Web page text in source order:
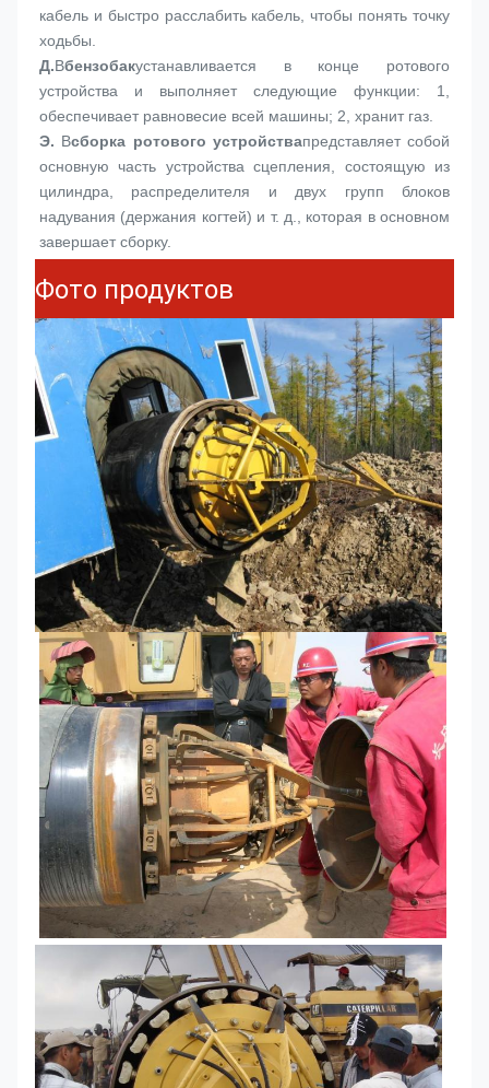
кабель и быстро расслабить кабель, чтобы понять точку
ходьбы.
Д.Вбензобакустанавливается в конце ротового
устройства и выполняет следующие функции: 1,
обеспечивает равновесие всей машины; 2, хранит газ.
Э. Всборка ротового устройствапредставляет собой
основную часть устройства сцепления, состоящую из
цилиндра, распределителя и двух групп блоков
надувания (держания когтей) и т. д., которая в основном
завершает сборку.
Фото продуктов